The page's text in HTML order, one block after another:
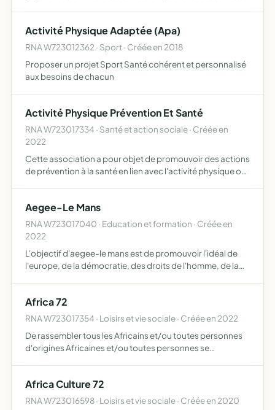
Activité Physique Adaptée (Apa)
RNA W723012362 · Sport · Créée en 2018
Proposer un projet Sport Santé cohérent et personnalisé
aux besoins de chacun
Activité Physique Prévention Et Santé
RNA W723017334 · Santé et action sociale · Créée en
2022
Cette association a pour objet de promouvoir des actions
de prévention à la santé en lien avec l'activité physique ou
Aegee-Le Mans
RNA W723017040 · Education et formation · Créée en
2022
L'objectif d'aegee-le mans est de promouvoir l'idéal de
l'europe, de la démocratie, des droits de l'homme, de la
Africa 72
RNA W723017354 · Loisirs et vie sociale · Créée en 2022
De rassembler tous les Africains et/ou toutes personnes
d'origines Africaines et/ou toutes personnes se
d'or…
Africa Culture 72
RNA W723016598 · Loisirs et vie sociale · Créée en 2020